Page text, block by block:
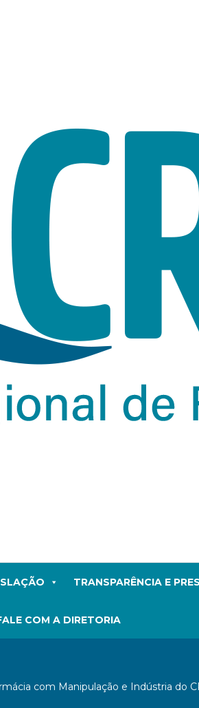
TRANSPARÊNCIA E
COM A DIRETORIA
com Manipulação e Indústria do